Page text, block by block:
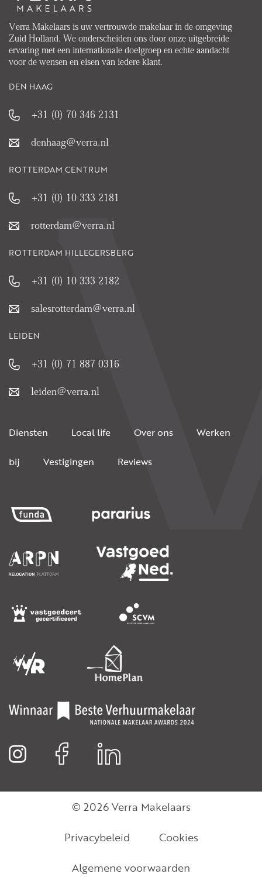
Verra Makelaars is uw vertrouwde makelaar in de omgeving
Zuid Holland. We onderscheiden ons door onze uitgebreide
ervaring met een internationale doelgroep en echte aandacht
voor de wensen en eisen van iedere klant.
DEN HAAG
+31 (0) 70 346 2131
denhaag@verra.nl
ROTTERDAM CENTRUM
+31 (0) 10 333 2181
rotterdam@verra.nl
ROTTERDAM HILLEGERSBERG
+31 (0) 10 333 2182
salesrotterdam@verra.nl
LEIDEN
+31 (0) 71 887 0316
leiden@verra.nl
Diensten Local life Over ons Werken
bij Vestigingen Reviews
© 2026 Verra Makelaars
Privacybeleid
Cookies
Algemene voorwaarden